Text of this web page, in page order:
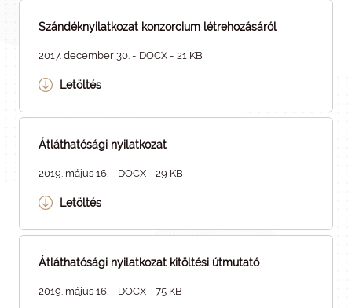
Szándéknyilatkozat konzorcium létrehozásáról
2017. december 30. - DOCX - 21 KB
Letöltés
Átláthatósági nyilatkozat
2019. május 16. - DOCX - 29 KB
Letöltés
Átláthatósági nyilatkozat kitöltési útmutató
2019. május 16. - DOCX - 75 KB